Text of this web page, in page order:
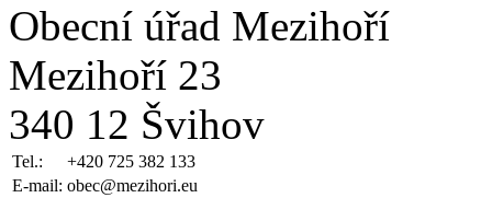
Obecní úřad Mezihoří
Mezihoří 23
340 12 Švihov
Tel.:
+420 725 382 133
E-mail: obec@mezihori.eu